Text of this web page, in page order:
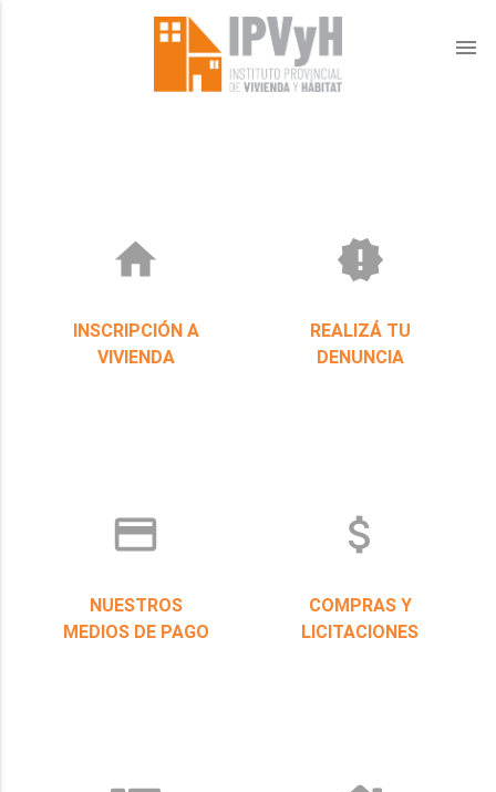
menu
home
INSCRIPCIÓN A
VIVIENDA
new_releases
REALIZÁ TU
DENUNCIA
credit_card
NUESTROS
MEDIOS DE PAGO
attach_money
COMPRAS Y
LICITACIONES